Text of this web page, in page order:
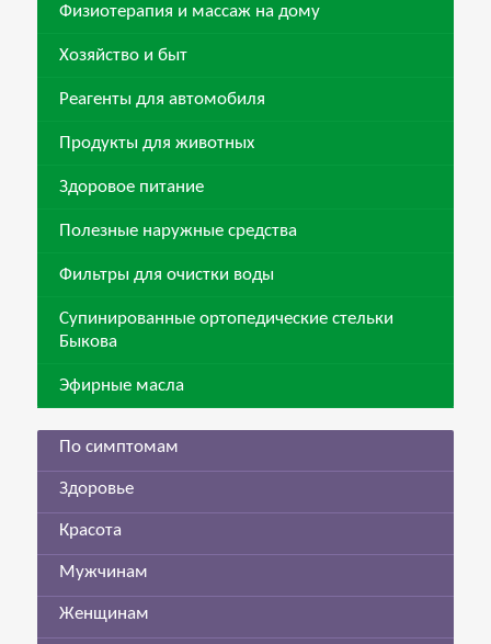
Физиотерапия и массаж на дому
Хозяйство и быт
Реагенты для автомобиля
Продукты для животных
Здоровое питание
Полезные наружные средства
Фильтры для очистки воды
Супинированные ортопедические стельки
Быкова
Эфирные масла
По симптомам
Здоровье
Красота
Мужчинам
Женщинам